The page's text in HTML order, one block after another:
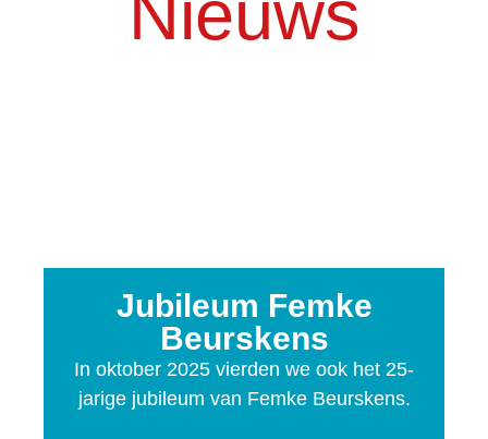
Jubileum Femke
Beurskens
In oktober 2025 vierden we ook het 25-
jarige jubileum van Femke Beurskens.